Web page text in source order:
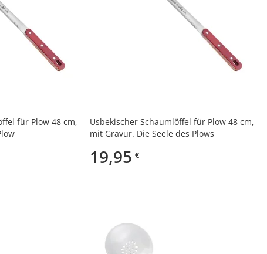
für Plow 48 cm,
Usbekischer Schaumlöffel für Plow 48 cm,
mit Gravur. Die Seele des Plows
19,95 €